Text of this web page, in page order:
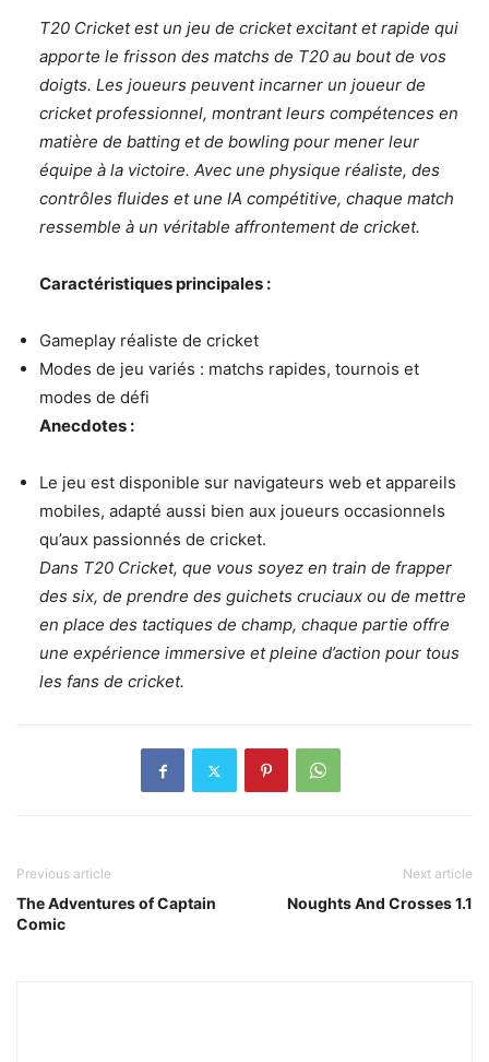
T20 Cricket est un jeu de cricket excitant et rapide qui
apporte le frisson des matchs de T20 au bout de vos
doigts. Les joueurs peuvent incarner un joueur de
cricket professionnel, montrant leurs compétences en
matière de batting et de bowling pour mener leur
équipe à la victoire. Avec une physique réaliste, des
contrôles fluides et une IA compétitive, chaque match
ressemble à un véritable affrontement de cricket.
Caractéristiques principales :
Gameplay réaliste de cricket
Modes de jeu variés : matchs rapides, tournois et
modes de défi
Anecdotes :
Le jeu est disponible sur navigateurs web et appareils
mobiles, adapté aussi bien aux joueurs occasionnels
qu’aux passionnés de cricket.
Dans T20 Cricket, que vous soyez en train de frapper
des six, de prendre des guichets cruciaux ou de mettre
en place des tactiques de champ, chaque partie offre
une expérience immersive et pleine d’action pour tous
les fans de cricket.
Previous article
The Adventures of Captain
Comic
Next article
Noughts And Crosses 1.1